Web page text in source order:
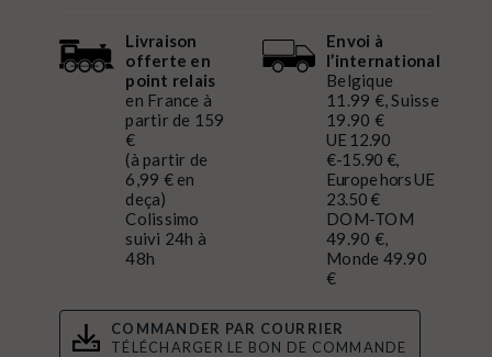
Livraison
offerte en
point relais
en France à
partir de 159
€
(à partir de
6,99 € en
deça)
Colissimo
suivi 24h à
48h
Envoi à
l’international
Belgique
11.99 €, Suisse
19.90 €
UE 12.90
€-15.90 €,
Europe hors UE
23.50 €
DOM-TOM
49.90 €,
Monde 49.90
€
COMMANDER PAR COURRIER
TÉLÉCHARGER LE BON DE COMMANDE